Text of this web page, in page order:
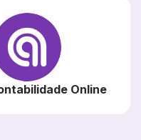
Online